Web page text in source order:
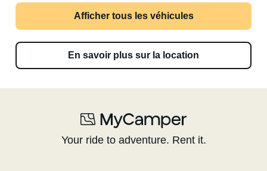
Afficher tous les véhicules
En savoir plus sur la location
Your ride to adventure. Rent it.